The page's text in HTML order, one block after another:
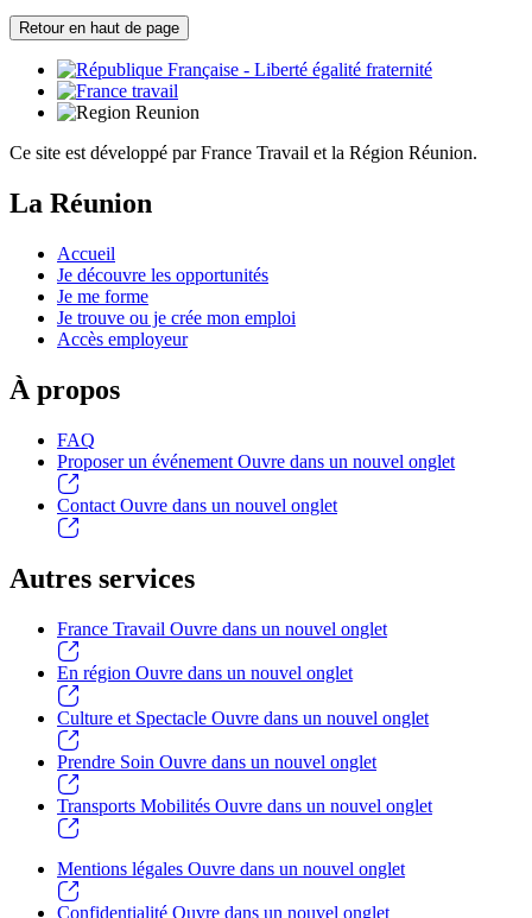
Retour en haut de page
Ce site est développé par France Travail et la Région Réunion.
La Réunion
Accueil
Je découvre les opportunités
Je me forme
Je trouve ou je crée mon emploi
Accès employeur
À propos
FAQ
Proposer un événement Ouvre dans un nouvel onglet
Contact Ouvre dans un nouvel onglet
Autres services
France Travail Ouvre dans un nouvel onglet
En région Ouvre dans un nouvel onglet
Culture et Spectacle Ouvre dans un nouvel onglet
Prendre Soin Ouvre dans un nouvel onglet
Transports Mobilités Ouvre dans un nouvel onglet
Mentions légales Ouvre dans un nouvel onglet
Confidentialité Ouvre dans un nouvel onglet